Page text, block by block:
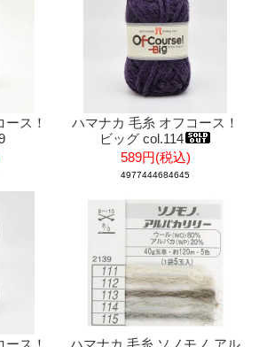
ス！
ハマナカ 毛糸 オフコース！
ビッグ col.114
589円(税込)
4977444684645
ス！ ハマナカ 毛糸 ソノモノ アル